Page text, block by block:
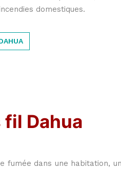
domestiques.
Dahua
fumée dans une habitation,